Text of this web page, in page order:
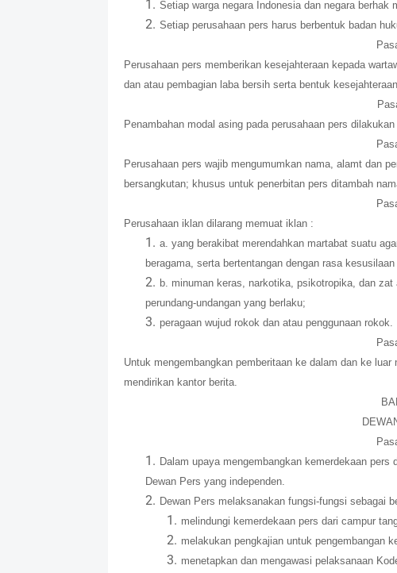
Setiap warga negara Indonesia dan negara berhak
Setiap perusahaan pers harus berbentuk badan
Perusahaan pers memberikan kesejahteraan kepada
dan atau pembagian laba bersih serta bentuk
Penambahan modal asing pada perusahaan pers
Perusahaan pers wajib mengumumkan nama, alamt dan
bersangkutan; khusus untuk penerbitan pers ditambah
Perusahaan iklan dilarang memuat iklan :
a. yang berakibat merendahkan martabat suatu
beragama, serta bertentangan dengan rasa
b. minuman keras, narkotika, psikotropika, dan
perundang-undangan yang berlaku;
peragaan wujud rokok dan atau penggunaan rokok.
Untuk mengembangkan pemberitaan ke dalam dan ke
mendirikan kantor berita.
Dalam upaya mengembangkan kemerdekaan
Dewan Pers yang independen.
Dewan Pers melaksanakan fungsi-fungsi sebagai
melindungi kemerdekaan pers dari campur
melakukan pengkajian untuk pengembangan
menetapkan dan mengawasi pelaksanaan